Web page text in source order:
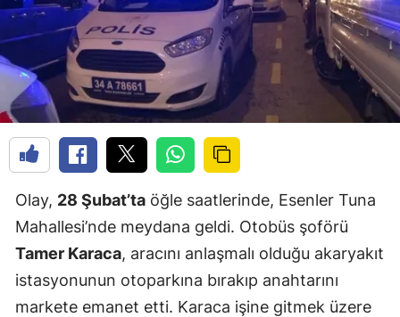
Olay, 28 Şubat’ta öğle saatlerinde, Esenler Tuna
Mahallesi’nde meydana geldi. Otobüs şoförü
Tamer Karaca, aracını anlaşmalı olduğu akaryakıt
istasyonunun otoparkına bırakıp anahtarını
markete emanet etti. Karaca işine gitmek üzere